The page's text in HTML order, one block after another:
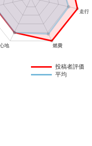
投稿者評価
平均